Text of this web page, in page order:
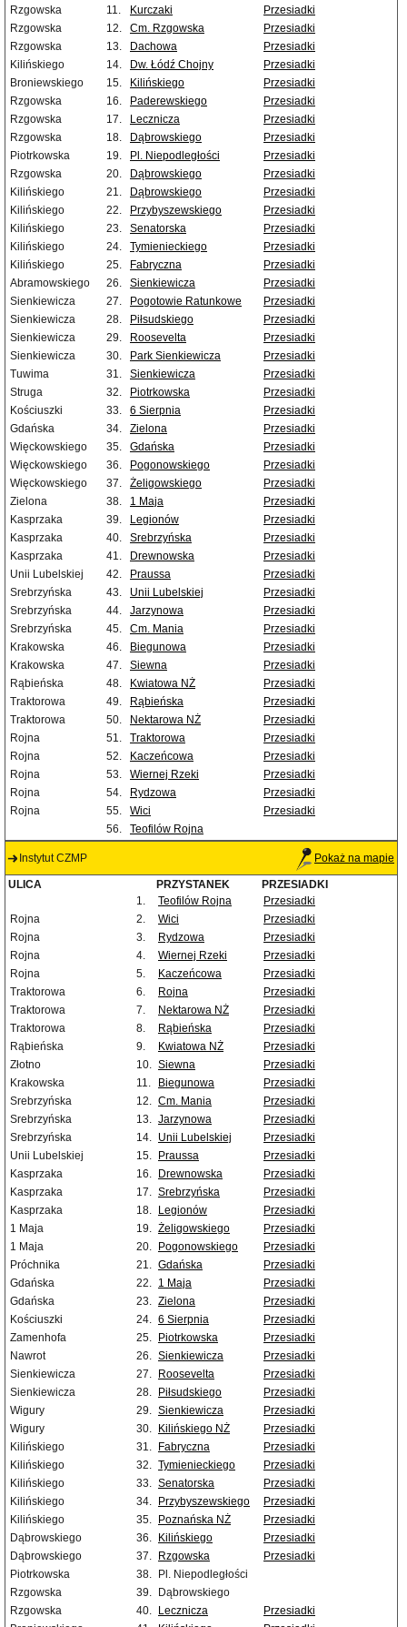
Rzgowska
11. Kurczaki
Przesiadki
Rzgowska
12. Cm. Rzgowska
Przesiadki
Rzgowska
13. Dachowa
Przesiadki
Kilińskiego
14. Dw. Łódź Chojny
Przesiadki
Broniewskiego
15. Kilińskiego
Przesiadki
Rzgowska
16. Paderewskiego
Przesiadki
Rzgowska
17. Lecznicza
Przesiadki
Rzgowska
18. Dąbrowskiego
Przesiadki
Piotrkowska
19. Pl. Niepodległości
Przesiadki
Rzgowska
20. Dąbrowskiego
Przesiadki
Kilińskiego
21. Dąbrowskiego
Przesiadki
Kilińskiego
22. Przybyszewskiego
Przesiadki
Kilińskiego
23. Senatorska
Przesiadki
Kilińskiego
24. Tymienieckiego
Przesiadki
Kilińskiego
25. Fabryczna
Przesiadki
Abramowskiego
26. Sienkiewicza
Przesiadki
Sienkiewicza
27. Pogotowie Ratunkowe
Przesiadki
Sienkiewicza
28. Piłsudskiego
Przesiadki
Sienkiewicza
29. Roosevelta
Przesiadki
Sienkiewicza
30. Park Sienkiewicza
Przesiadki
Tuwima
31. Sienkiewicza
Przesiadki
Struga
32. Piotrkowska
Przesiadki
Kościuszki
33. 6 Sierpnia
Przesiadki
Gdańska
34. Zielona
Przesiadki
Więckowskiego
35. Gdańska
Przesiadki
Więckowskiego
36. Pogonowskiego
Przesiadki
Więckowskiego
37. Żeligowskiego
Przesiadki
Zielona
38. 1 Maja
Przesiadki
Kasprzaka
39. Legionów
Przesiadki
Kasprzaka
40. Srebrzyńska
Przesiadki
Kasprzaka
41. Drewnowska
Przesiadki
Unii Lubelskiej
42. Praussa
Przesiadki
Srebrzyńska
43. Unii Lubelskiej
Przesiadki
Srebrzyńska
44. Jarzynowa
Przesiadki
Srebrzyńska
45. Cm. Mania
Przesiadki
Krakowska
46. Biegunowa
Przesiadki
Krakowska
47. Siewna
Przesiadki
Rąbieńska
48. Kwiatowa NŻ
Przesiadki
Traktorowa
49. Rąbieńska
Przesiadki
Traktorowa
50. Nektarowa NŻ
Przesiadki
Rojna
51. Traktorowa
Przesiadki
Rojna
52. Kaczeńcowa
Przesiadki
Rojna
53. Wiernej Rzeki
Przesiadki
Rojna
54. Rydzowa
Przesiadki
Rojna
55. Wici
Przesiadki
56.
Teofilów Rojna
Instytut CZMP Pokaż na mapie
ULICA PRZYSTANEK
PRZESIADKI
1.
Teofilów Rojna
Przesiadki
Rojna
2. Wici
Przesiadki
Rojna
3. Rydzowa
Przesiadki
Rojna
4. Wiernej Rzeki
Przesiadki
Rojna
5. Kaczeńcowa
Przesiadki
Traktorowa
6. Rojna
Przesiadki
Traktorowa
7. Nektarowa NŻ
Przesiadki
Traktorowa
8. Rąbieńska
Przesiadki
Rąbieńska
9. Kwiatowa NŻ
Przesiadki
Złotno
10. Siewna
Przesiadki
Krakowska
11. Biegunowa
Przesiadki
Srebrzyńska
12. Cm. Mania
Przesiadki
Srebrzyńska
13. Jarzynowa
Przesiadki
Srebrzyńska
14. Unii Lubelskiej
Przesiadki
Unii Lubelskiej
15. Praussa
Przesiadki
Kasprzaka
16. Drewnowska
Przesiadki
Kasprzaka
17. Srebrzyńska
Przesiadki
Kasprzaka
18. Legionów
Przesiadki
1 Maja
19. Żeligowskiego
Przesiadki
1 Maja
20. Pogonowskiego
Przesiadki
Próchnika
21. Gdańska
Przesiadki
Gdańska
22. 1 Maja
Przesiadki
Gdańska
23. Zielona
Przesiadki
Kościuszki
24. 6 Sierpnia
Przesiadki
Zamenhofa
25. Piotrkowska
Przesiadki
Nawrot
26. Sienkiewicza
Przesiadki
Sienkiewicza
27. Roosevelta
Przesiadki
Sienkiewicza
28. Piłsudskiego
Przesiadki
Wigury
29. Sienkiewicza
Przesiadki
Wigury
30. Kilińskiego NŻ
Przesiadki
Kilińskiego
31. Fabryczna
Przesiadki
Kilińskiego
32. Tymienieckiego
Przesiadki
Kilińskiego
33. Senatorska
Przesiadki
Kilińskiego
34. Przybyszewskiego
Przesiadki
Kilińskiego
35. Poznańska NŻ
Przesiadki
Dąbrowskiego
36. Kilińskiego
Przesiadki
Dąbrowskiego
37. Rzgowska
Przesiadki
Piotrkowska
38.
Pl. Niepodległości
Rzgowska
39.
Dąbrowskiego
Rzgowska
40. Lecznicza
Przesiadki